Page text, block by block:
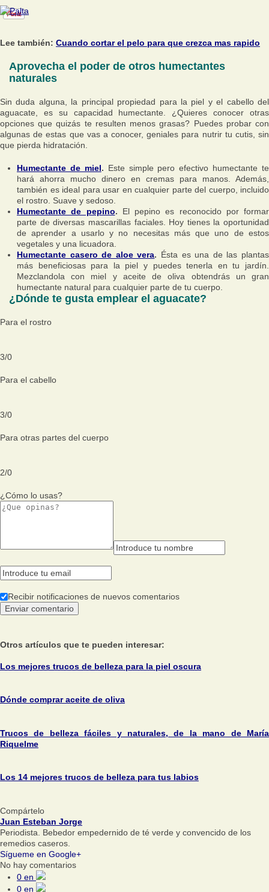
Lee también: Cuando cortar el pelo para que crezca mas rapido
Aprovecha el poder de otros humectantes
naturales
Sin duda alguna, la principal propiedad para la piel y el cabello del
aguacate, es su capacidad humectante. ¿Quieres conocer otras
opciones que quizás te resulten menos grasas? Puedes probar con
algunas de estas que vas a conocer, geniales para nutrir tu cutis, sin
que pierda hidratación.
Humectante de miel. Este simple pero efectivo humectante te
hará ahorra mucho dinero en cremas para manos. Además,
también es ideal para usar en cualquier parte del cuerpo, incluido
el rostro. Suave y sedoso.
Humectante de pepino. El pepino es reconocido por formar
parte de diversas mascarillas faciales. Hoy tienes la oportunidad
de aprender a usarlo y no necesitas más que uno de estos
vegetales y una licuadora.
Humectante casero de aloe vera. Ésta es una de las plantas
más beneficiosas para la piel y puedes tenerla en tu jardín.
Mezclandola con miel y aceite de oliva obtendrás un gran
humectante natural para cualquier parte de tu cuerpo.
¿Dónde te gusta emplear el aguacate?
Para el rostro
3/0
Para el cabello
3/0
Para otras partes del cuerpo
2/0
¿Cómo lo usas?
Recibir notificaciones de nuevos comentarios
Otros artículos que te pueden interesar:
Los mejores trucos de belleza para la piel oscura
Dónde comprar aceite de oliva
Trucos de belleza fáciles y naturales, de la mano de María
Riquelme
Los 14 mejores trucos de belleza para tus labios
Compártelo
Juan Esteban Jorge
Periodista. Bebedor empedernido de té verde y convencido de los
remedios caseros.
Sígueme en Google+
No hay comentarios
0 en
0 en